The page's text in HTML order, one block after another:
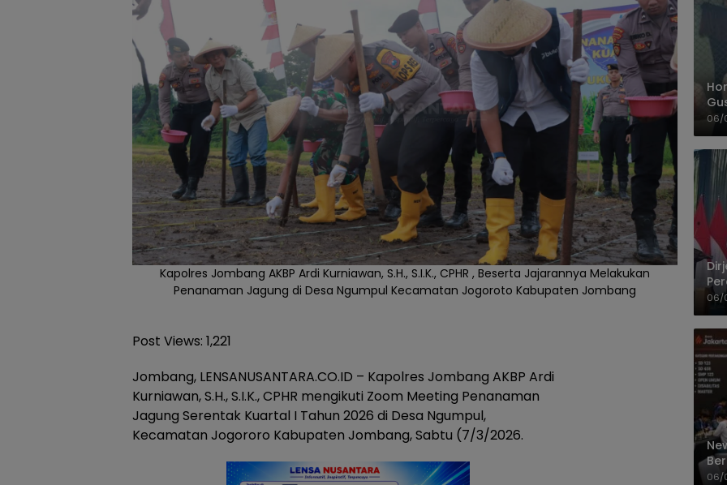
Kapolres Jombang AKBP Ardi Kurniawan, S.H., S.I.K., CPHR , Beserta Jajarannya Melakukan
Penanaman Jagung di Desa Ngumpul Kecamatan Jogoroto Kabupaten Jombang
Post Views: 1,221
Jombang, LENSANUSANTARA.CO.ID – Kapolres Jombang AKBP Ardi
Kurniawan, S.H., S.I.K., CPHR mengikuti Zoom Meeting Penanaman
Jagung Serentak Kuartal I Tahun 2026 di Desa Ngumpul,
Kecamatan Jogororo Kabupaten Jombang, Sabtu (7/3/2026.
06/
06/
06/